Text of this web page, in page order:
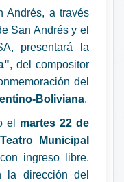
Andrés, a través
San Andrés y el
presentará la
, del compositor
del
Boliviana.
el martes 22 de
Teatro Municipal
ingreso libre.
la dirección del